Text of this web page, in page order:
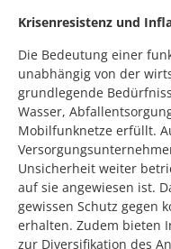
Krisenresistenz und
Die Bedeutung einer
unabhängig von der
grundlegende
Wasser,
Mobilfunknetze erfüllt.
Unsicherheit weiter
auf sie angewiesen ist.
gewissen Schutz gegen
erhalten. Zudem bieten
zur Diversifikation des